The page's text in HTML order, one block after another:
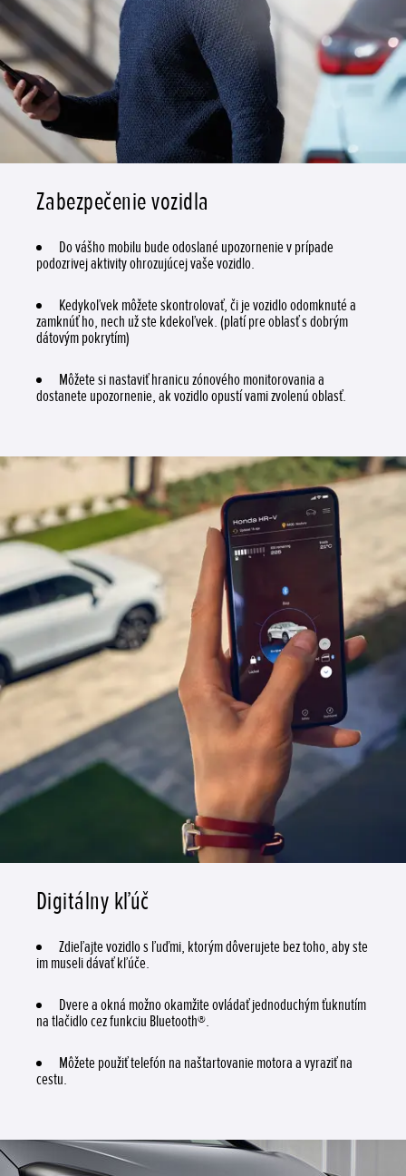
Zabezpečenie vozidla
Do vášho mobilu bude odoslané upozornenie v prípade
podozrivej aktivity ohrozujúcej vaše vozidlo.
Kedykoľvek môžete skontrolovať, či je vozidlo odomknuté a
zamknúť ho, nech už ste kdekoľvek. (platí pre oblasť s dobrým
dátovým pokrytím)
Môžete si nastaviť hranicu zónového monitorovania a
dostanete upozornenie, ak vozidlo opustí vami zvolenú oblasť.
Digitálny kľúč
Zdieľajte vozidlo s ľuďmi, ktorým dôverujete bez toho, aby ste
im museli dávať kľúče.
Dvere a okná možno okamžite ovládať jednoduchým ťuknutím
na tlačidlo cez funkciu Bluetooth®.
Môžete použiť telefón na naštartovanie motora a vyraziť na
cestu.